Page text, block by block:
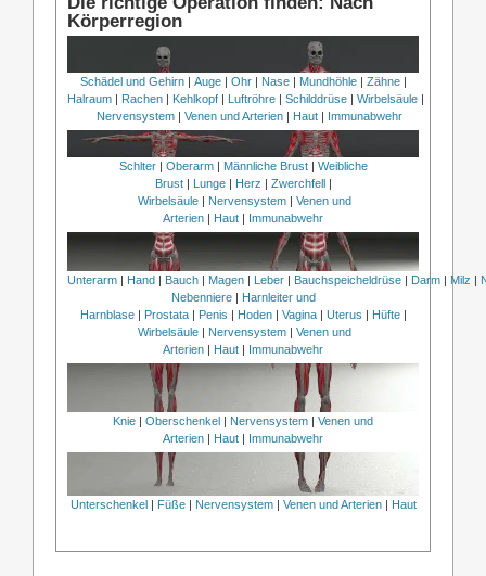
Körperregion
Schädel und Gehirn| Auge| Ohr| Nase| Mundhöhle| Zähne|
Halraum | Rachen | Kehlkopf | Luftröhre | Schilddrüse | Wirbelsäule |
Nervensystem | Venen und Arterien | Haut | Immunabwehr
Schlter| Oberarm| Männliche Brust| Weibliche
Brust| Lunge| Herz | Zwerchfell|
Wirbelsäule | Nervensystem | Venen und
Arterien | Haut | Immunabwehr
Unterarm Hand Bauch Magen Leber Bauchspeicheldrüse Darm Milz
Nebenniere|
Harnleiter und
Harnblase| Prostata| Penis Hoden| Vagina| Uterus Hüfte|
Wirbelsäule
Nervensystem
Venen und
Arterien
Haut Immunabwehr
Knie | Oberschenkel | Nervensystem | Venen und
Arterien | Haut | Immunabwehr
Unterschenkel| Füße| Nervensystem| Venen und Arterien| Haut